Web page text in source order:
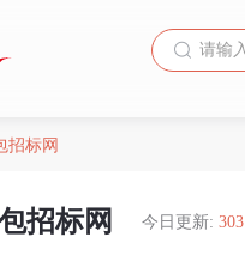
招标网
招标网 今日更新: 303